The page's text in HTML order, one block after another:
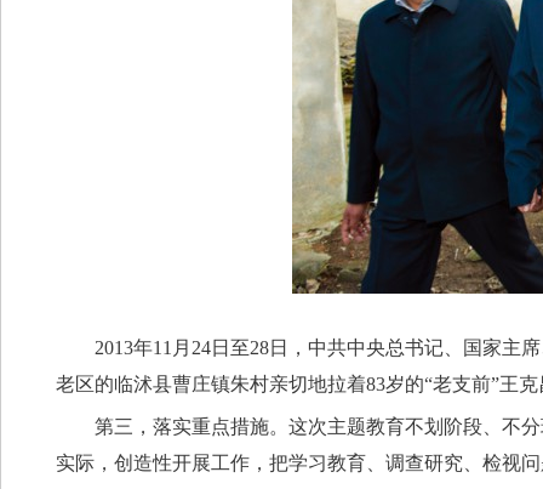
2013年11月24日至28日，中共中央总书记、国家主
老区的临沭县曹庄镇朱村亲切地拉着83岁的“老支前”王
第三，落实重点措施。这次主题教育不划阶段、不
实际，创造性开展工作，把学习教育、调查研究、检视